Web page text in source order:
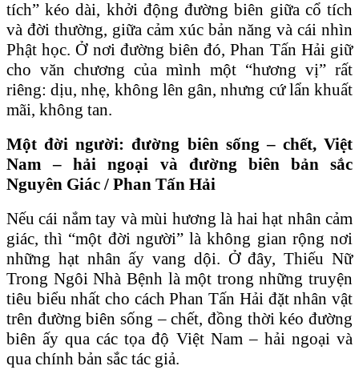
tích” kéo dài, khởi động đường biên giữa cổ tích
và đời thường, giữa cảm xúc bản năng và cái nhìn
Phật học. Ở nơi đường biên đó, Phan Tấn Hải giữ
cho văn chương của mình một “hương vị” rất
riêng: dịu, nhẹ, không lên gân, nhưng cứ lẩn khuất
mãi, không tan.
Một đời người: đường biên sống – chết, Việt
Nam – hải ngoại và đường biên bản sắc
Nguyên Giác / Phan Tấn Hải
Nếu cái nắm tay và mùi hương là hai hạt nhân cảm
giác, thì “một đời người” là không gian rộng nơi
những hạt nhân ấy vang dội. Ở đây, Thiếu Nữ
Trong Ngôi Nhà Bệnh là một trong những truyện
tiêu biểu nhất cho cách Phan Tấn Hải đặt nhân vật
trên đường biên sống – chết, đồng thời kéo đường
biên ấy qua các tọa độ Việt Nam – hải ngoại và
qua chính bản sắc tác giả.